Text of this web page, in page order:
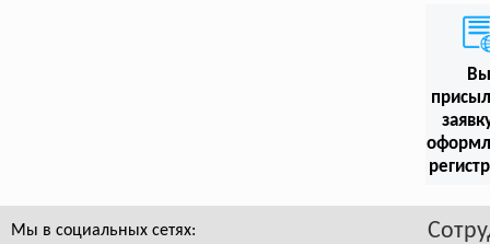
Вы
Мы в социальных сетях: